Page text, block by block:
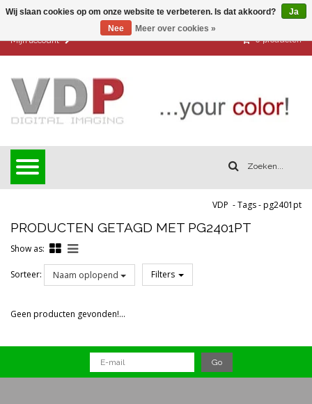
Mijn account 0 producten
VDP -Tags-pg2401pt
PRODUCTEN GETAGD MET PG2401PT
Show as:
Sorteer: Naam oplopend Filters
Prijs
Geen producten gevonden!...
Wij slaan cookies op om onze website te verbeteren. Is dat akkoord?
Ja
Nee
Meer over cookies »